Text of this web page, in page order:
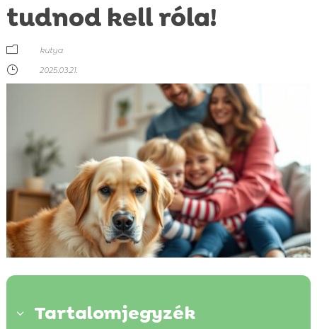
tudnod kell róla!
m
kutya
}
2025.03.21.
3 Tartalomjegyzék